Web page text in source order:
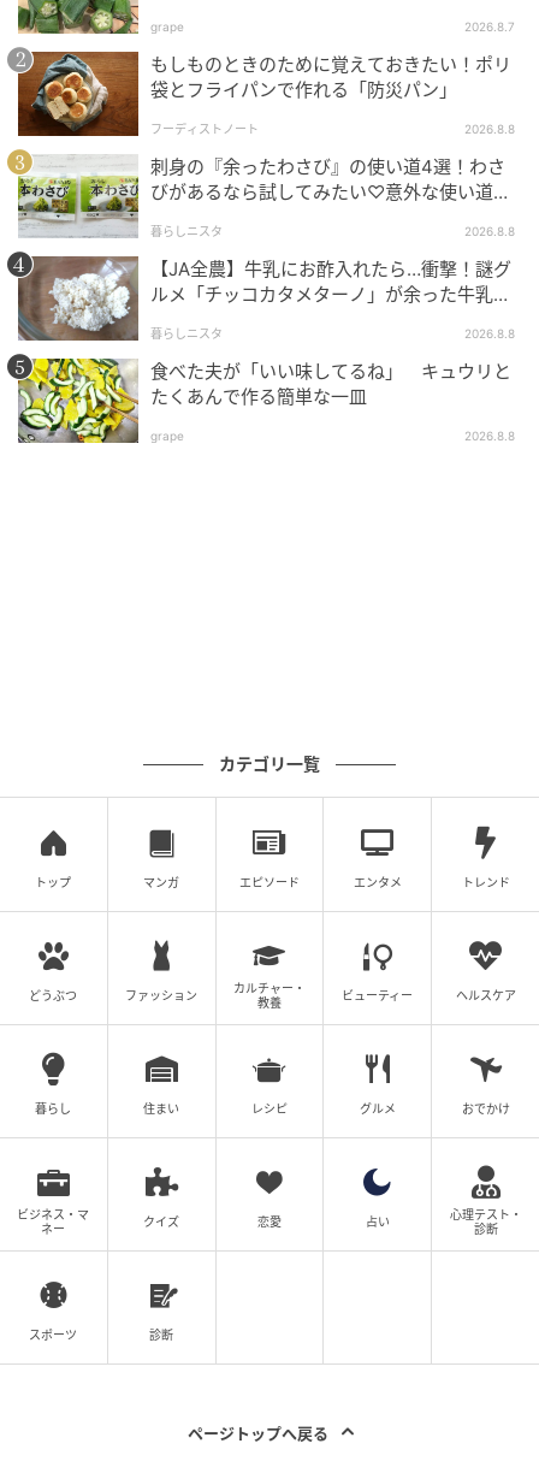
ツルンとなめらかな冷奴に、ネギ・ミョウガ・しょう
がなど薬味をたっぷりのせたシンプルだけど絶品の一
品です。夏至の暑さを吹き飛ばすさっぱりとした風味
で、疲れた体にもやさしくしみわたります。
薬味たっぷり冷や奴
ショウガ 1/2片
しょうゆ 適量
1、絹ごし豆腐は半分に切る。ミョウガは縦半分に切っ
てさらに斜め薄切りにし、水に放って軽くもみ洗いし
て水気を絞る。ショウガは皮をむき、みじん切りにす
る。
grape 2026.8.7
もしものときのために覚えておきたい！ポリ
袋とフライパンで作れる「防災パン」
フーディストノート 2026.8.8
刺身の『余ったわさび』の使い道4選！わさ
びがあるなら試してみたい♡意外な使い道を
暮らしニスタ 2026.8.8
【JA全農】牛乳にお酢入れたら…衝撃！謎グ
ルメ「チッコカタメターノ」が余った牛乳の
暮らしニスタ 2026.8.8
食べた夫が「いい味してるね」 キュウリと
たくあんで作る簡単な一皿
grape 2026.8.8
カテゴリ一覧
トップ マンガ エピソード エンタメ トレンド
どうぶつ ファッション
カルチャー・
教養
ビューティー ヘルスケア
暮らし 住まい レシピ グルメ おでかけ
ビジネス・マ
ネー
クイズ 恋愛 占い
心理テスト・
診断
スポーツ 診断
ページトップへ戻る